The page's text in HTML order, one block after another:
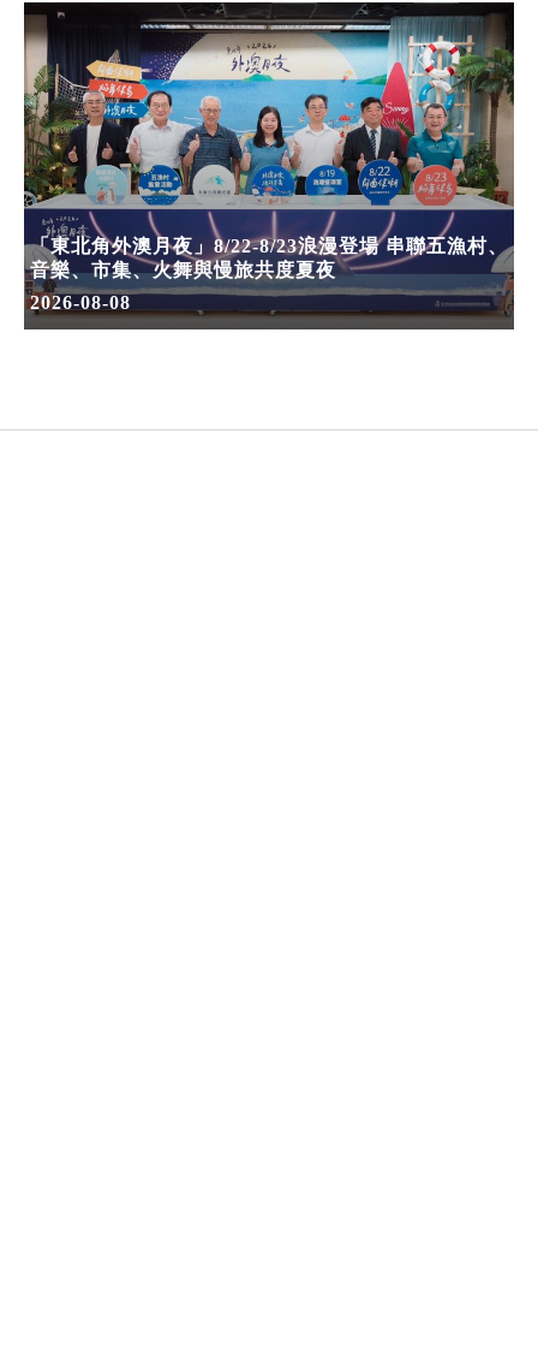
「東北角外澳月夜」8/22-8/23浪漫登場 串聯五漁村、
音樂、市集、火舞與慢旅共度夏夜
2026-08-08